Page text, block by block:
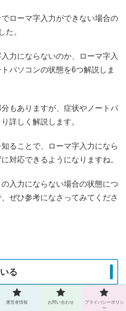
ローマ字入力ができない場合の
た。
力にならないのか、ローマ字入
パソコンの状態を6つ解説しま
分もありますが、症状やノートパ
詳しく解説します。
ることで、ローマ字入力になら
対応できるようになりますね。
入力にならない場合の状態につ
ぜひ参考になさってみてくださ
る
A/ち」のキーを押すと「ち」と
運営者情報 お問い合わせ
プライバシーポリシ
ー